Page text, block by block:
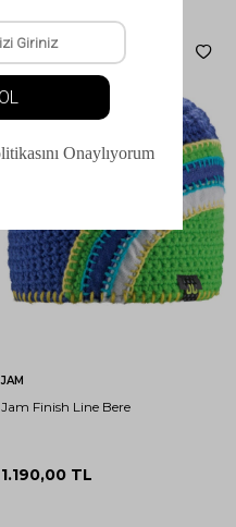
JAM
Jam Finish Line Bere
1.190,00 TL